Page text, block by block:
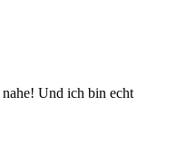
Und ich bin echt